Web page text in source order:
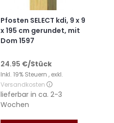
Pfosten SELECT kdi, 9 x 9
x 195 cm gerundet, mit
Dom 1597
24.95 €/Stück
Inkl. 19% Steuern , exkl.
Versandkosten
lieferbar in ca. 2-3
Wochen